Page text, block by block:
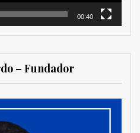
00:40
– Fundador